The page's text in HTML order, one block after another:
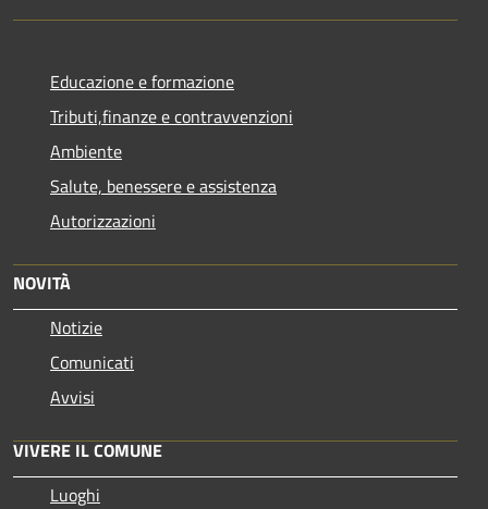
Educazione e formazione
Tributi,finanze e contravvenzioni
Ambiente
Salute, benessere e assistenza
Autorizzazioni
NOVITÀ
Notizie
Comunicati
Avvisi
VIVERE IL COMUNE
Luoghi